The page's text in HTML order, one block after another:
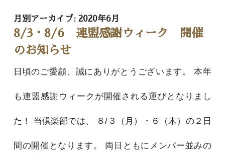
月別アーカイブ: 2020年6月
8/3・8/6 連盟感謝ウィーク 開催
のお知らせ
日頃のご愛顧、誠にありがとうございます。 本年
も連盟感謝ウィークが開催される運びとなりまし
た！ 当倶楽部では、 ８/３（月）・６（木）の２日
間の開催となります。 両日ともにメンバー並みの